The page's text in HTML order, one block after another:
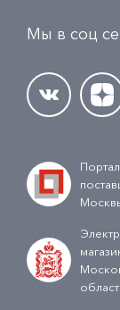
Мы в соц
Портал